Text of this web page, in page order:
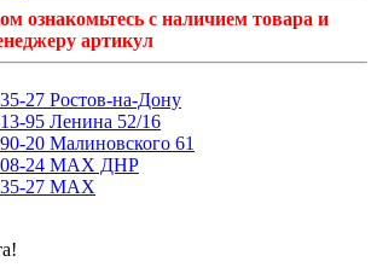
ознакомьтесь с наличием товара и
артикул
27 Ростов-на-Дону
95 Ленина 52/16
20 Малиновского 61
08-24 MAX ДНР
27 MAX